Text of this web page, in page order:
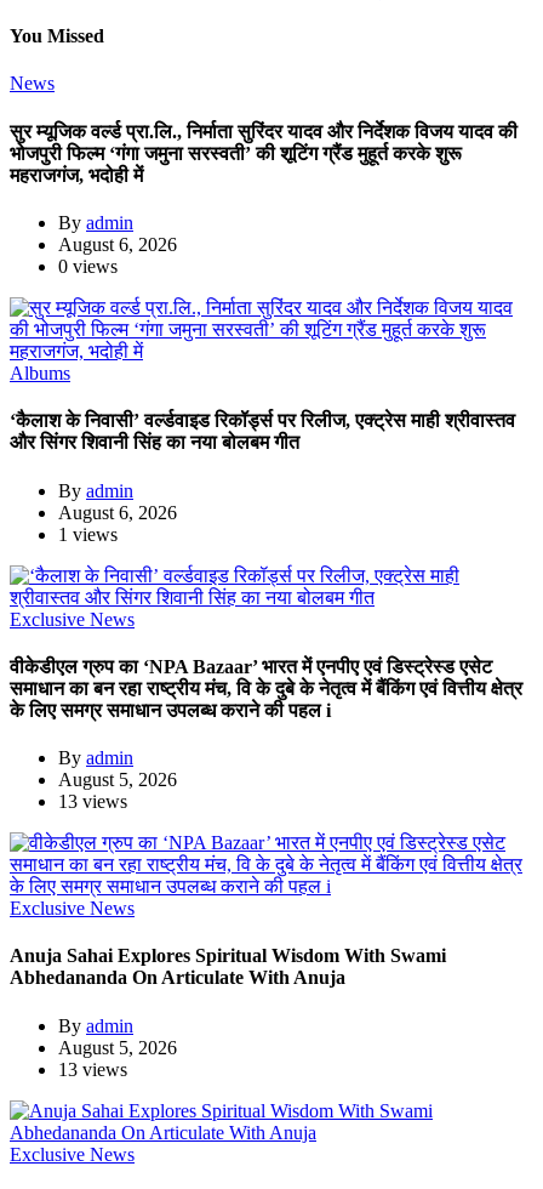
You Missed
News
सुर म्यूजिक वर्ल्ड प्रा.लि., निर्माता सुरिंदर यादव और निर्देशक विजय यादव की
भोजपुरी फिल्म ‘गंगा जमुना सरस्वती’ की शूटिंग ग्रैंड मुहूर्त करके शुरू
महराजगंज, भदोही में
By admin
August 6, 2026
0 views
Albums
‘कैलाश के निवासी’ वर्ल्डवाइड रिकॉर्ड्स पर रिलीज, एक्ट्रेस माही श्रीवास्तव
और सिंगर शिवानी सिंह का नया बोलबम गीत
By admin
August 6, 2026
1 views
Exclusive News
वीकेडीएल ग्रुप का ‘NPA Bazaar’ भारत में एनपीए एवं डिस्ट्रेस्ड एसेट
समाधान का बन रहा राष्ट्रीय मंच, वि के दुबे के नेतृत्व में बैंकिंग एवं वित्तीय क्षेत्र
के लिए समग्र समाधान उपलब्ध कराने की पहल i
By admin
August 5, 2026
13 views
Exclusive News
Anuja Sahai Explores Spiritual Wisdom With Swami
Abhedananda On Articulate With Anuja
By admin
August 5, 2026
13 views
Exclusive News